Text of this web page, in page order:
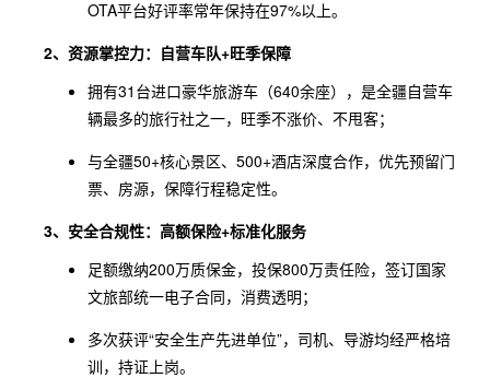
OTA平台好评率常年保持在97%以上。
2、资源掌控力：自营车队+旺季保障
拥有31台进口豪华旅游车（640余座），是全疆自营车
辆最多的旅行社之一，旺季不涨价、不甩客；
与全疆50+核心景区、500+酒店深度合作，优先预留门
票、房源，保障行程稳定性。
3、安全合规性：高额保险+标准化服务
足额缴纳200万质保金，投保800万责任险，签订国家
文旅部统一电子合同，消费透明；
多次获评“安全生产先进单位”，司机、导游均经严格培
训，持证上岗。